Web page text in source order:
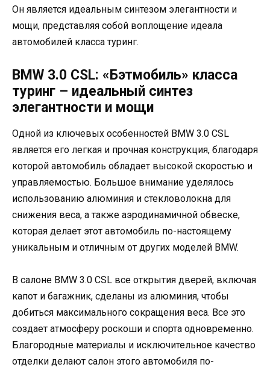
Он является идеальным синтезом элегантности и
мощи, представляя собой воплощение идеала
автомобилей класса туринг.
BMW 3.0 CSL: «Бэтмобиль» класса
туринг – идеальный синтез
элегантности и мощи
Одной из ключевых особенностей BMW 3.0 CSL
является его легкая и прочная конструкция, благодаря
которой автомобиль обладает высокой скоростью и
управляемостью. Большое внимание уделялось
использованию алюминия и стекловолокна для
снижения веса, а также аэродинамичной обвеске,
которая делает этот автомобиль по-настоящему
уникальным и отличным от других моделей BMW.
В салоне BMW 3.0 CSL все открытия дверей, включая
капот и багажник, сделаны из алюминия, чтобы
добиться максимального сокращения веса. Все это
создает атмосферу роскоши и спорта одновременно.
Благородные материалы и исключительное качество
отделки делают салон этого автомобиля по-